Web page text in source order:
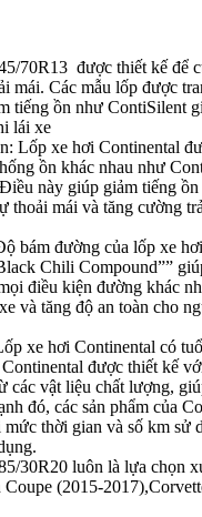
70R13 được thiết kế để
mái. Các mẫu lốp được
tiếng ồn như ContiSilent
lái xe
Lốp xe hơi Continental
ồn khác nhau như
này giúp giảm tiếng
thoải mái và tăng cường
bám đường của lốp xe
Chili Compound””
điều kiện đường khác
và tăng độ an toàn cho
xe hơi Continental có
được thiết kế
các vật liệu chất lượng,
đó, các sản phẩm của
thời gian và số km sử
30R20 luôn là lựa chọn
(2015-